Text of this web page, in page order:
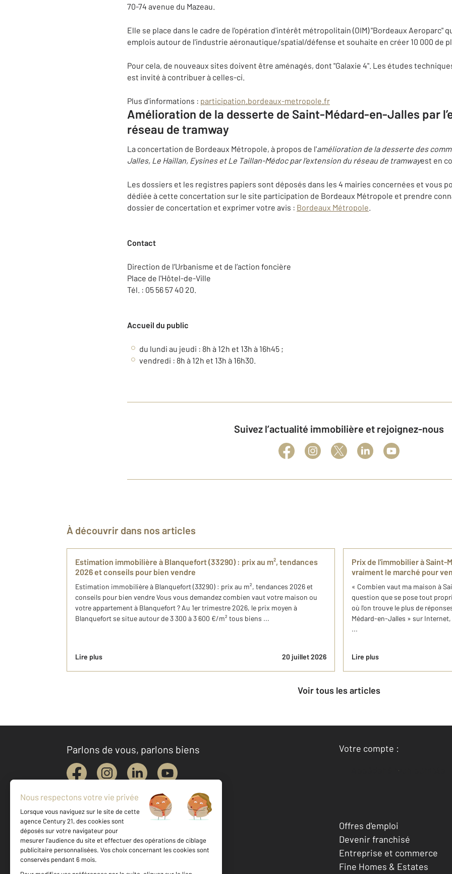
70-74 avenue du Mazeau.
Elle se place dans le cadre de l'opération d'intérêt métropolitain (OIM) "Bordeaux Aeroparc"
emplois autour de l'industrie aéronautique/spatial/défense et souhaite en créer 10 000 de
Pour cela, de nouveaux sites doivent être aménagés, dont "Galaxie 4". Les études
est invité à contribuer à celles-ci.
Plus d'informations : participation.bordeaux-metropole.fr
Amélioration de la desserte de Saint-Médard-en-Jalles par
réseau de tramway
La concertation de Bordeaux Métropole, à propos de l'amélioration de la desserte des
Jalles, Le Haillan, Eysines et Le Taillan-Médoc par l’extension du réseau de tramwayest en
Les dossiers et les registres papiers sont déposés dans les 4 mairies concernées et vous
dédiée à cette concertation sur le site participation de Bordeaux Métropole et prendre
dossier de concertation et exprimer votre avis : Bordeaux Métropole.
Contact
Direction de l’Urbanisme et de l’action foncière
Place de l'Hôtel-de-Ville
Tél. : 05 56 57 40 20.
Accueil du public
du lundi au jeudi : 8h à 12h et 13h à 16h45 ;
vendredi : 8h à 12h et 13h à 16h30.
Suivez l’actualité immobilière et rejoignez-nous
À découvrir dans nos articles
Estimation immobilière à Blanquefort (33290) : prix au m², tendances
2026 et conseils pour bien vendre
Estimation immobilière à Blanquefort (33290) : prix au m², tendances 2026 et
conseils pour bien vendre Vous vous demandez combien vaut votre maison ou
votre appartement à Blanquefort ? Au 1er trimestre 2026, le prix moyen à
Blanquefort se situe autour de 3 300 à 3 600 €/m² tous biens ...
Lire plus 20 juillet 2026
Prix de l'immobilier à Saint-
vraiment le marché pour
« Combien vaut ma maison à
question que se pose tout
où l'on trouve le plus de
Médard-en-Jalles » sur
...
Lire plus
Voir tous les articles
Parlons de vous, parlons biens
Votre compte :
Accéder à mon compte
Votre agence est notée
Offres d'emploi
Devenir franchisé
Entreprise et commerce
Fine Homes & Estates